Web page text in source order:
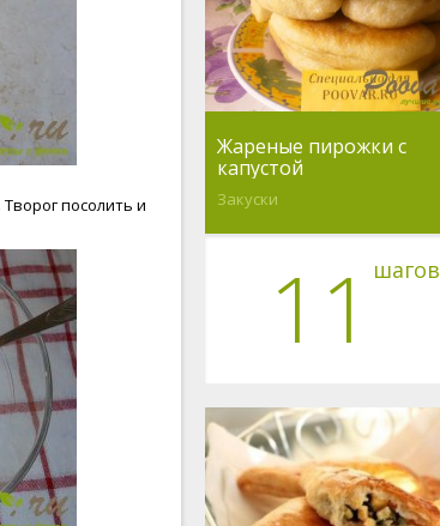
посолить и
Жареные пирожки с
капустой
Закуски
11 шагов